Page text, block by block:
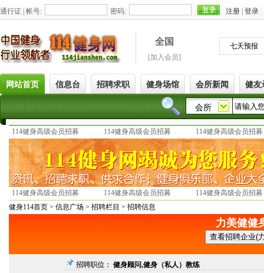
114健身高级会员招募 114健身高级会员招募 114健身高级会员招募
114健身高级会员招募 114健身高级会员招募
114健身高级会员招募
健身114首页 > 信息广场 > 招聘栏目 > 招聘信息
力美健健
招聘职位： 健身顾问,健身（私人）教练